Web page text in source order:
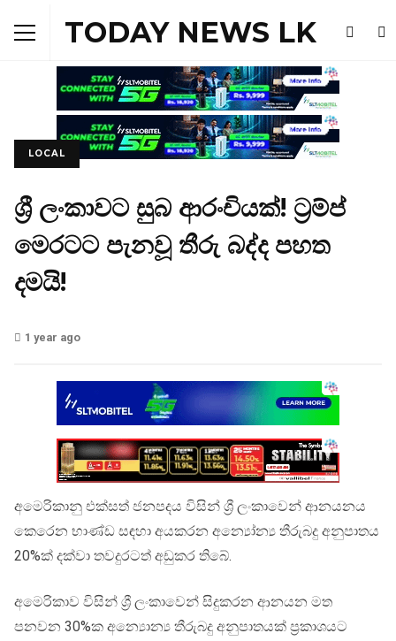
TODAY NEWS LK
LOCAL
ශ්‍රී ලංකාවට සුබ ආරංචියක්! ට්‍රම්ප්
මෙරටට පැනවූ තීරු බද්ද පහත
දමයි!
1 year ago
අමෙරිකානු එක්සත් ජනපදය විසින් ශ්‍රී ලංකාවෙන් ආනයනය
කෙරෙන භාණ්ඩ සඳහා අයකරන අන්‍යෝන්‍ය තීරුබදු අනුපාතය
20%ක් දක්වා තවදුරටත් අඩුකර තිබේ.
අමෙරිකාව විසින් ශ්‍රී ලංකාවෙන් සිදුකරන ආනයන මත
පනවන 30%ක අන්‍යොන්‍ය තීරුබදු අනුපාතයක් ප්‍රකාශයට